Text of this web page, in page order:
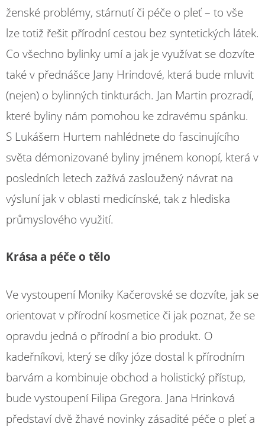
ženské problémy, stárnutí či péče o pleť – to vše
lze totiž řešit přírodní cestou bez syntetických látek.
Co všechno bylinky umí a jak je využívat se dozvíte
také v přednášce Jany Hrindové, která bude mluvit
(nejen) o bylinných tinkturách. Jan Martin prozradí,
které byliny nám pomohou ke zdravému spánku.
S Lukášem Hurtem nahlédnete do fascinujícího
světa démonizované byliny jménem konopí, která v
posledních letech zažívá zasloužený návrat na
výsluní jak v oblasti medicínské, tak z hlediska
průmyslového využití.
Krása a péče o tělo
Ve vystoupení Moniky Kačerovské se dozvíte, jak se
orientovat v přírodní kosmetice či jak poznat, že se
opravdu jedná o přírodní a bio produkt. O
kadeřníkovi, který se díky józe dostal k přírodním
barvám a kombinuje obchod a holistický přístup,
bude vystoupení Filipa Gregora. Jana Hrinková
představí dvě žhavé novinky zásadité péče o pleť a